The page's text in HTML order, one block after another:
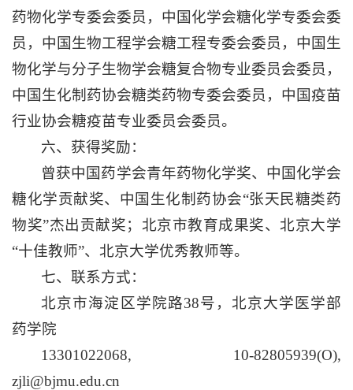
药物化学专委会委员，中国化学会糖化学专委会委
员，中国生物工程学会糖工程专委会委员，中国生
物化学与分子生物学会糖复合物专业委员会委员，
中国生化制药协会糖类药物专委会委员，中国疫苗
行业协会糖疫苗专业委员会委员。
六、获得奖励：
曾获中国药学会青年药物化学奖、中国化学会
糖化学贡献奖、中国生化制药协会“张天民糖类药
物奖”杰出贡献奖；北京市教育成果奖、北京大学
“十佳教师”、北京大学优秀教师等。
七、联系方式：
北京市海淀区学院路38号，北京大学医学部
药学院
13301022068, 10-82805939(O),
zjli@bjmu.edu.cn